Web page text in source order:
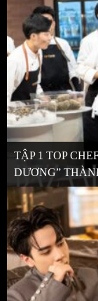
TẬP 1 TOP
DƯƠNG”